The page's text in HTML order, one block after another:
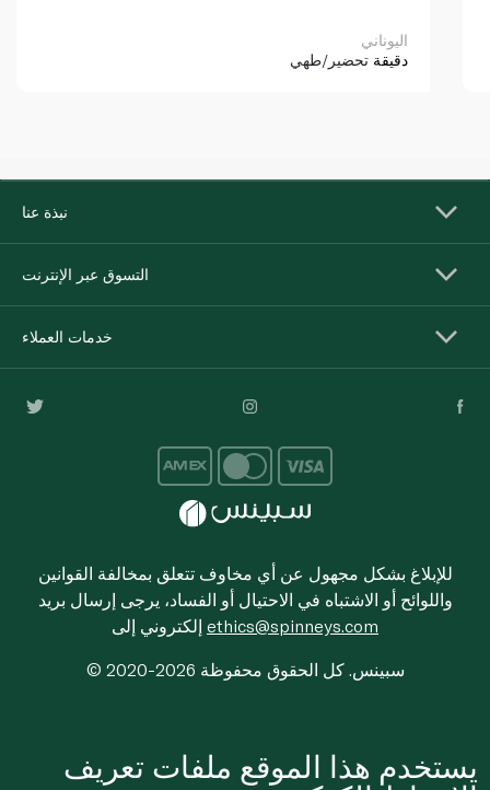
اليوناني
دقيقة تحضير/طهي
نبذة عنا
التسوق عبر الإنترنت
خدمات العملاء
للإبلاغ بشكل مجهول عن أي مخاوف تتعلق بمخالفة القوانين
واللوائح أو الاشتباه في الاحتيال أو الفساد، يرجى إرسال بريد
ethics@spinneys.com
© 2020-2026 سبينس. كل الحقوق محفوظة
يستخدم هذا الموقع ملفات تعريف